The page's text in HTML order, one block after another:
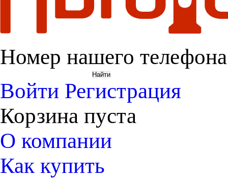
Номер нашего
Войти Регистрация
Корзина пуста
О компании
Как купить